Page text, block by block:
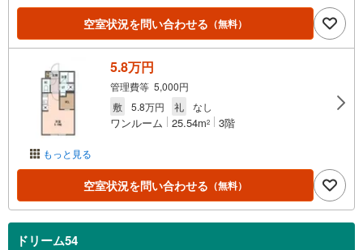
空室状況を問い合わせる （無料）
もっと見る
5.8万円
管理費等 5,000円
敷
5.8万円 礼 なし
ワンルーム 25.54m2 3階
空室状況を問い合わせる （無料）
ドリーム54